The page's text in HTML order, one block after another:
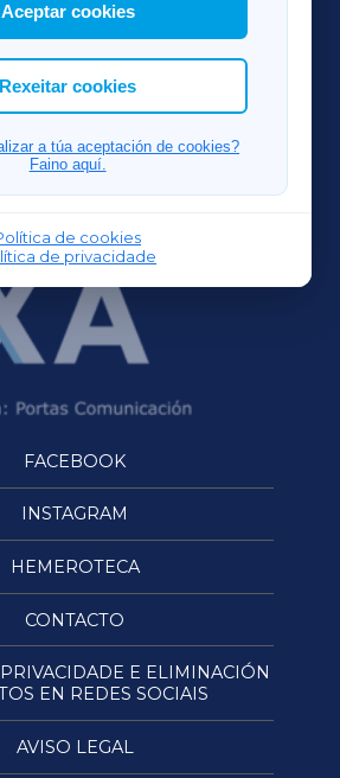
personalizar a elección das
permitir.
Aceptar cookies
Rexeitar cookies
a túa aceptación de cookies?
Faino aquí.
de cookies
de privacidade
RIBEIRASACRAXA
ACORUÑAXA
FERROLXA
OURENSEXA
FACEBOOK
INSTAGRAM
HEMEROTECA
CONTACTO
E ELIMINACIÓN
EN REDES SOCIAIS
AVISO LEGAL